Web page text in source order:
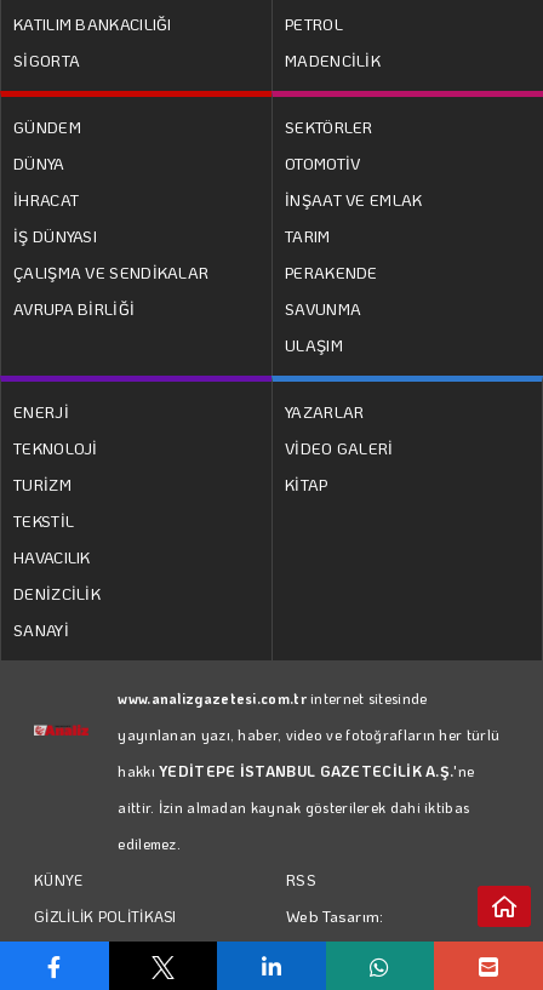
KATILIM BANKACILIĞI
SİGORTA
PETROL
MADENCİLİK
GÜNDEM
DÜNYA
İHRACAT
İŞ DÜNYASI
ÇALIŞMA VE SENDİKALAR
AVRUPA BİRLİĞİ
SEKTÖRLER
OTOMOTİV
İNŞAAT VE EMLAK
TARIM
PERAKENDE
SAVUNMA
ULAŞIM
ENERJİ
TEKNOLOJİ
TURİZM
TEKSTİL
HAVACILIK
DENİZCİLİK
SANAYİ
YAZARLAR
VİDEO GALERİ
KİTAP
www.analizgazetesi.com.trinternet sitesinde
yayınlanan yazı, haber, video ve fotoğrafların her türlü
hakkıYEDİTEPE İSTANBUL GAZETECİLİK A.Ş.'ne
aittir. İzin almadan kaynak gösterilerek dahi iktibas
edilemez.
KÜNYE
GİZLİLİK POLİTİKASI
KULLANIM KOŞULLARI
RSS
Web Tasarım: